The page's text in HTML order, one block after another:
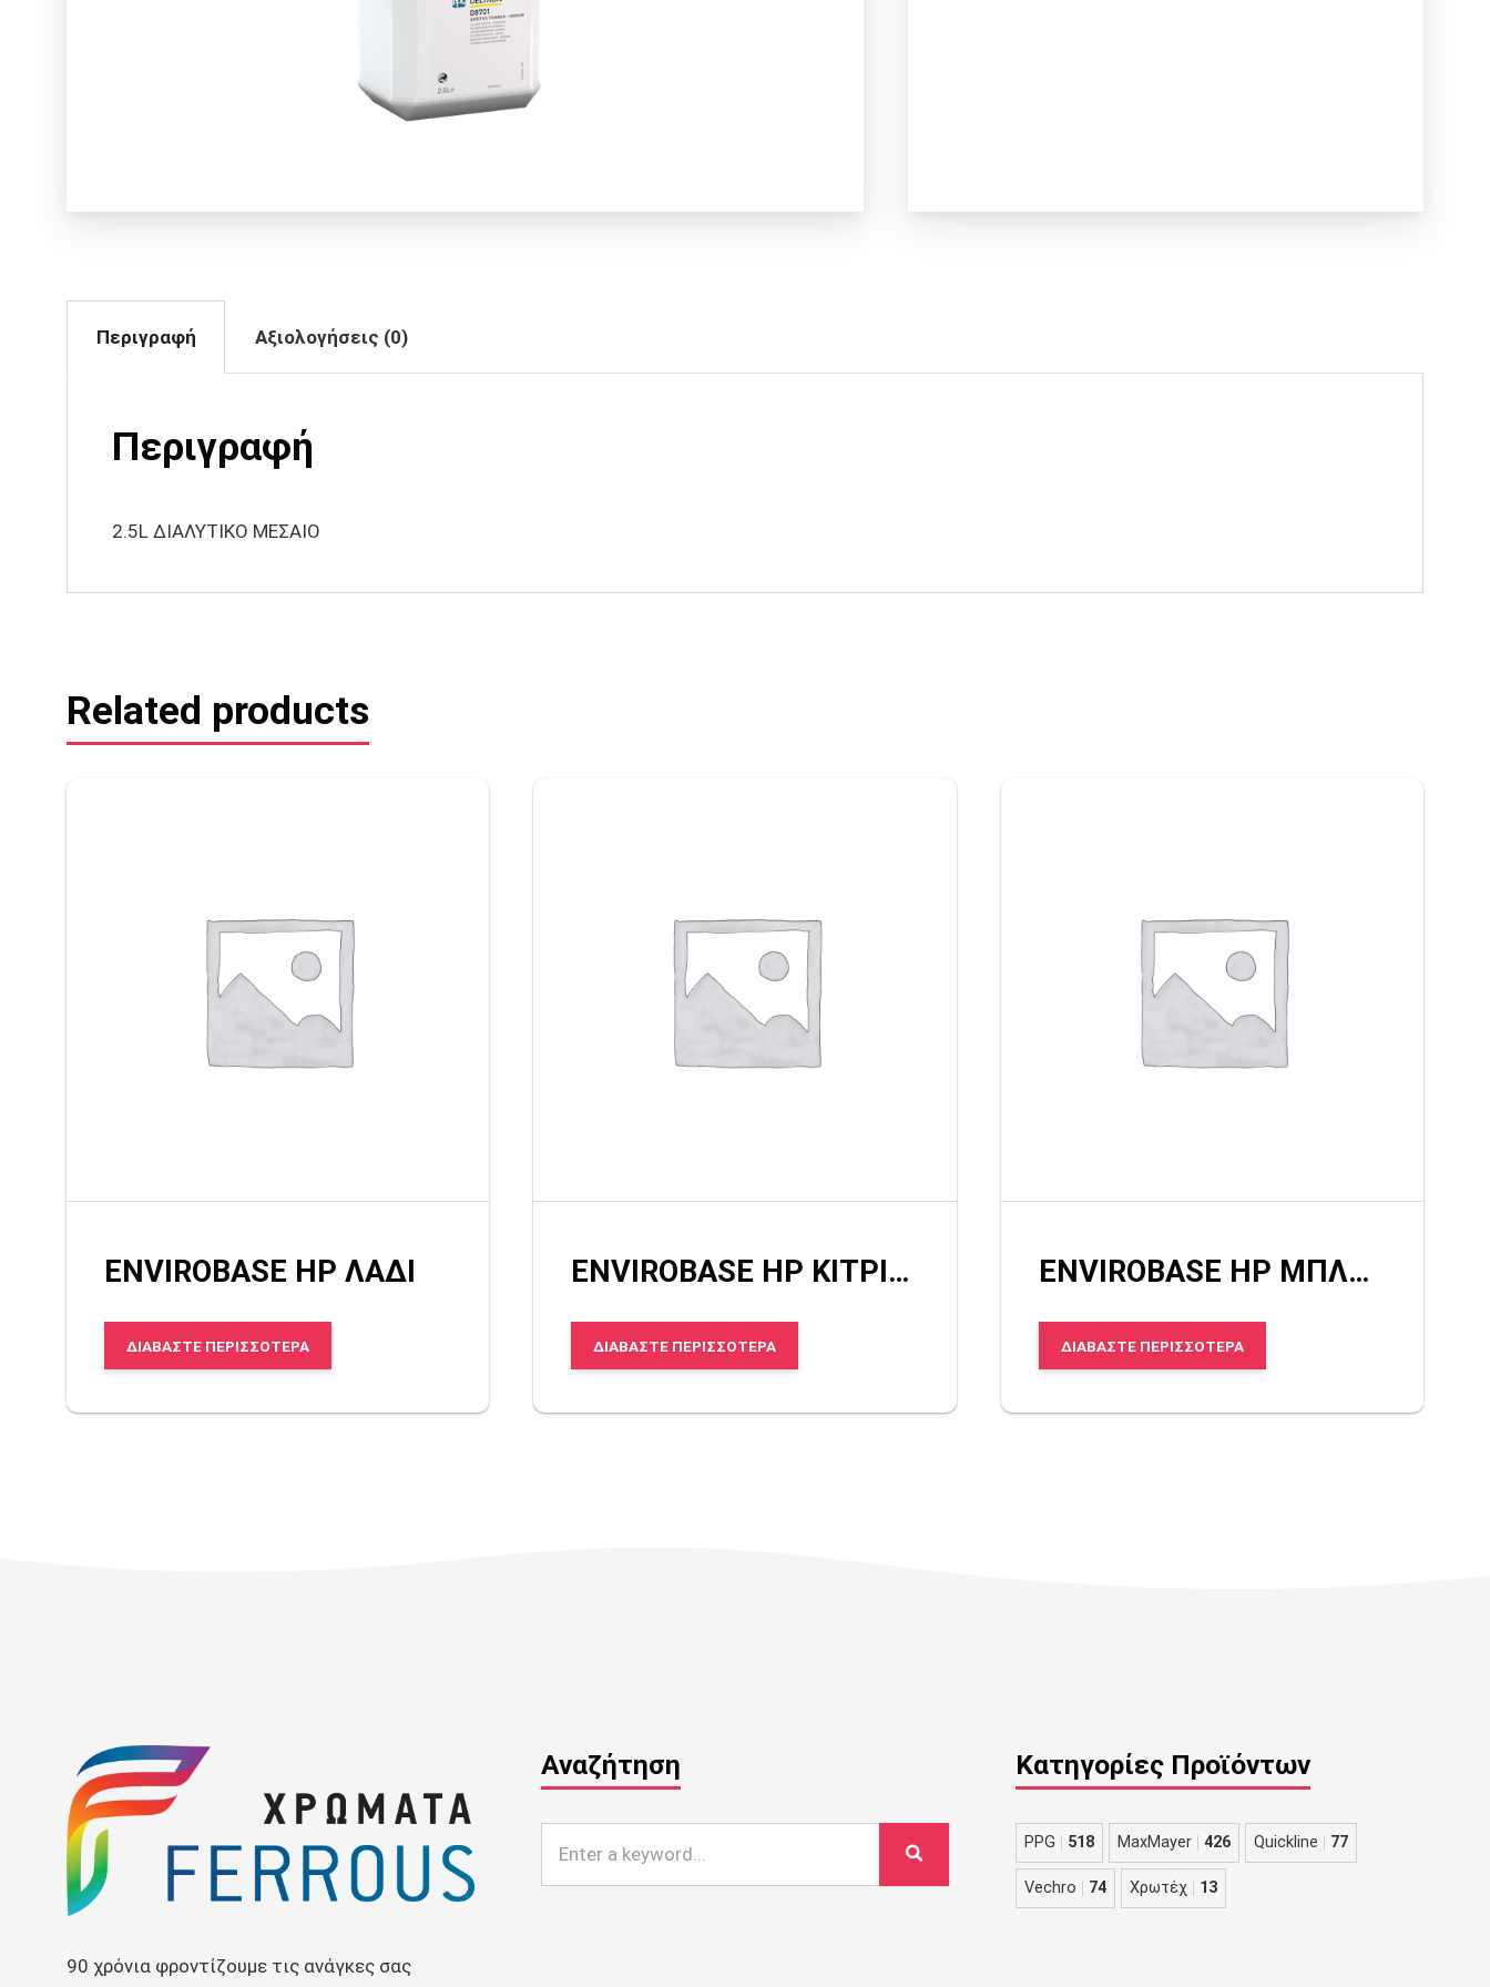
Περιγραφή Αξιολογήσεις (0)
Περιγραφή
2.5L ΔΙΑΛΥΤΙΚΟ ΜΕΣΑΙΟ
Related products
ENVIROBASE HP ΛΑΔΙ
ΔΙΑΒΆΣΤΕ ΠΕΡΙΣΣΌΤΕΡΑ
ENVIROBASE HP ΚΙΤΡΙΝΟ-ΠΟΡΤΟΚΑΛΙ
ΔΙΑΒΆΣΤΕ ΠΕΡΙΣΣΌΤΕΡΑ
ENVIROBASE HP ΜΠΛΕ ΔΙΑΦΑΝΟ
ΔΙΑΒΆΣΤΕ ΠΕΡΙΣΣΌΤΕΡΑ
90 χρόνια φροντίζουμε τις ανάγκες σας
Αναζήτηση Κατηγορίες Προϊόντων
PPG 518 MaxMayer 426 Quickline 77
Vechro 74 Χρωτέχ 13